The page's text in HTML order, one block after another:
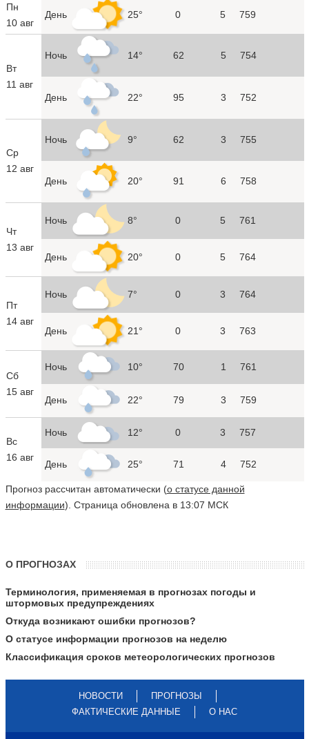
Пн
10 авг
День 25° 0 5 759
Вт
11 авг
Ночь 14° 62 5 754
День 22° 95 3 752
Ср
12 авг
Ночь 9° 62 3 755
День 20° 91 6 758
Чт
13 авг
Ночь 8° 0 5 761
День 20° 0 5 764
Пт
14 авг
Ночь 7° 0 3 764
День 21° 0 3 763
Сб
15 авг
Ночь 10° 70 1 761
День 22° 79 3 759
Вс
16 авг
Ночь 12° 0 3 757
День 25° 71 4 752
Прогноз рассчитан автоматически (о статусе данной
информации). Страница обновлена в 13:07 МСК
О ПРОГНОЗАХ
Терминология, применяемая в прогнозах погоды и
штормовых предупреждениях
Откуда возникают ошибки прогнозов?
О статусе информации прогнозов на неделю
Классификация сроков метеорологических прогнозов
НОВОСТИ
ПРОГНОЗЫ
ФАКТИЧЕСКИЕ ДАННЫЕ
О НАС